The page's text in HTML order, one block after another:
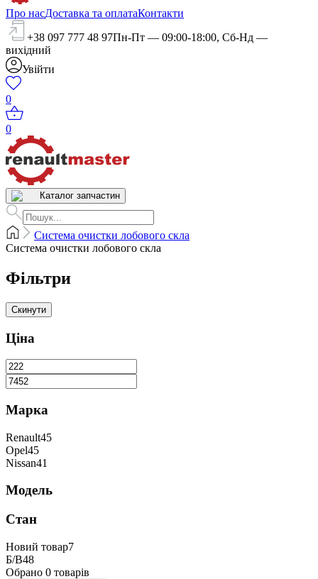
Про насДоставка та оплатаКонтакти
+38 097 777 48 97Пн-Пт — 09:00-18:00, Сб-Нд —
вихідний
Увійти
0
0
Каталог запчастин
Система очистки лобового скла
Система очистки лобового скла
Фільтри
Скинути
Ціна
Марка
Renault45
Opel45
Nissan41
Модель
Стан
Новий товар7
Б/В48
Обрано 0 товарів